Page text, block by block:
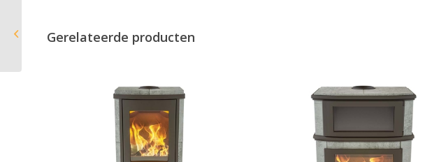
Gerelateerde producten
Altech MAX W